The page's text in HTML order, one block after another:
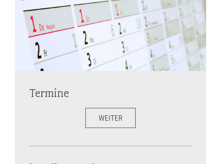
Termine
WEITER